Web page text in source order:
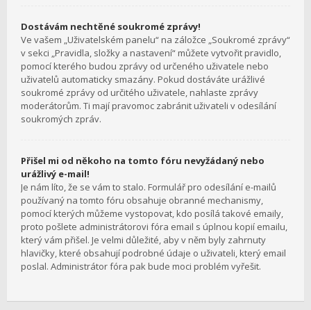
Dostávám nechtěné soukromé zprávy!
Ve vašem „Uživatelském panelu“ na záložce „Soukromé zprávy“
v sekci „Pravidla, složky a nastavení“ můžete vytvořit pravidlo,
pomocí kterého budou zprávy od určeného uživatele nebo
uživatelů automaticky smazány. Pokud dostáváte urážlivé
soukromé zprávy od určitého uživatele, nahlaste zprávy
moderátorům. Ti mají pravomoc zabránit uživateli v odesílání
soukromých zpráv.
Přišel mi od někoho na tomto fóru nevyžádaný nebo
urážlivý e-mail!
Je nám líto, že se vám to stalo. Formulář pro odesílání e-mailů
používaný na tomto fóru obsahuje obranné mechanismy,
pomocí kterých můžeme vystopovat, kdo posílá takové emaily,
proto pošlete administrátorovi fóra email s úplnou kopií emailu,
který vám přišel. Je velmi důležité, aby v něm byly zahrnuty
hlavičky, které obsahují podrobné údaje o uživateli, který email
poslal. Administrátor fóra pak bude moci problém vyřešit.